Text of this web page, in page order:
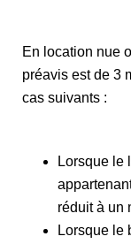
En location nue
préavis est de 3
cas suivants :
Lorsque le
réduit à un
Lorsque le